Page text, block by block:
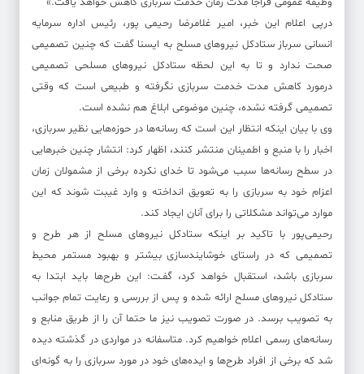
درپی اعلام این خبر، امیر غلامرضا رحیمی پور، رئیس اداره سرمایه
انسانی سرباز ستادکل نیروهای مسلح به ایسنا گفت که چنین تصمیمی
صحت ندارد و تا به این لحظه ستادکل نیروهای مسلحی تصمیمی
درمورد کاهش مدت خدمت سربازی نگرفته و طبیعی است که وقتی
تصمیمی گرفته نشده، چنین موضوعی ابلاغ هم نشده است.
وی با بیان اینکه انتظار این است که رسانه‌ها در حوزه‌هایی نظیر سربازی،
اخبار را با منبع و اطمینان منتشر کنند، اظهار کرد:‌ انتشار چنین خبرهایی
در سطح رسانه‌ها سبب می‌شود تا خدای نکرده برخی از مشمولان زمان
اعزام خود به سربازی را به تعویق انداخته و وارد غیبت شوند که این
موارد می‌تواند مشکلاتی را برای آنان ایجاد کند.
رحیمی‌پور با تاکید بر اینکه ستادکل نیروهای مسلح از هر طرح و
تصمیمی که در راستای خوشایندسازی بیشتر و بهبود مستمر محیط
سربازی باشد، استقبال خواهد کرد، گفـت:‌ این طرح‌ها باید ابتدا به
ستادکل نیروهای مسلح ارائه شده و پس از بررسی و رعایت تمام جوانب
به تصویب برسد. در صورت تصویب نیز ما حتما آن را از طریق منابع و
رسانه‌های رسمی اعلام خواهیم کرد. متاسفانه در مواردی در گذشته دیده
شد که برخی از افراد طرح‌ها و ایده‌های خود در مورد سربازی را به گونه‌ای